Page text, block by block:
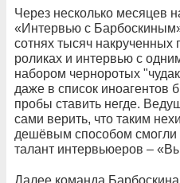
Через несколько месяцев
«Интервью с
сотнях тысяч накрученных
роликах и интервью с
набором черноротых
даже в список иноагентов
пробы ставить негде.
сами верить, что таким
дешёвым способом смогли
талант интервьюеров –